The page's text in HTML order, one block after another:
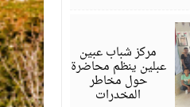
مركز شباب عبين
عبلين ينظم محاضرة
حول مخاطر
المخدرات
يوليو
2026